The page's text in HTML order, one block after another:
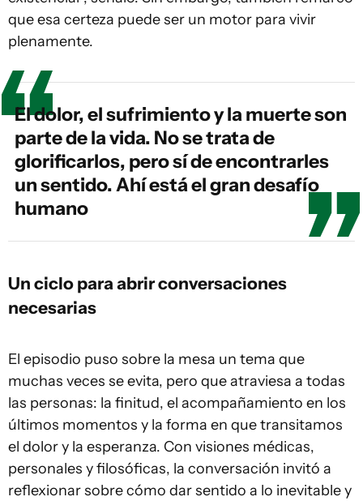
que esa certeza puede ser un motor para vivir
plenamente.
El dolor, el sufrimiento y la muerte son
parte de la vida. No se trata de
glorificarlos, pero sí de encontrarles
un sentido. Ahí está el gran desafío
humano
Un ciclo para abrir conversaciones
necesarias
El episodio puso sobre la mesa un tema que
muchas veces se evita, pero que atraviesa a todas
las personas: la finitud, el acompañamiento en los
últimos momentos y la forma en que transitamos
el dolor y la esperanza. Con visiones médicas,
personales y filosóficas, la conversación invitó a
reflexionar sobre cómo dar sentido a lo inevitable y